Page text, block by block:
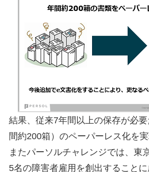
結果、従来7年間以上の保存が必
間約200箱）のペーパーレス化を実
またパーソルチャレンジでは、東
5名の障害者雇用を創出することに